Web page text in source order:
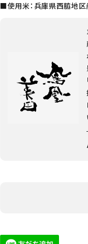
■使用米：兵庫県西脇地